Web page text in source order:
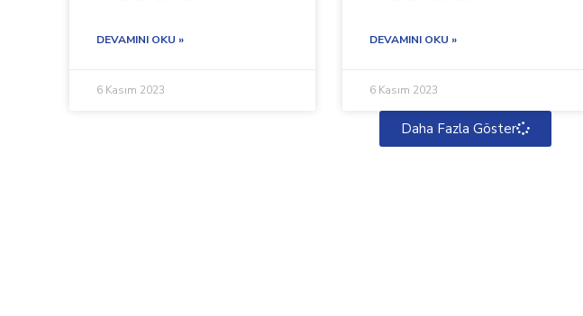
DEVAMINI OKU »
6 Kasım 2023
DEVAMINI OKU »
6 Kasım 2023
Daha Fazla Göster